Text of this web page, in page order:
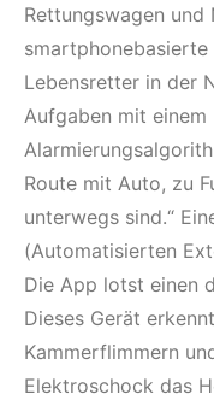
Rettungswagen
Lebensretter in der
Aufgaben mit einem
Route mit Auto, zu
unterwegs sind.“
(Automatisierten
Die App lotst einen
Dieses Gerät
Kammerflimmern
Elektroschock das